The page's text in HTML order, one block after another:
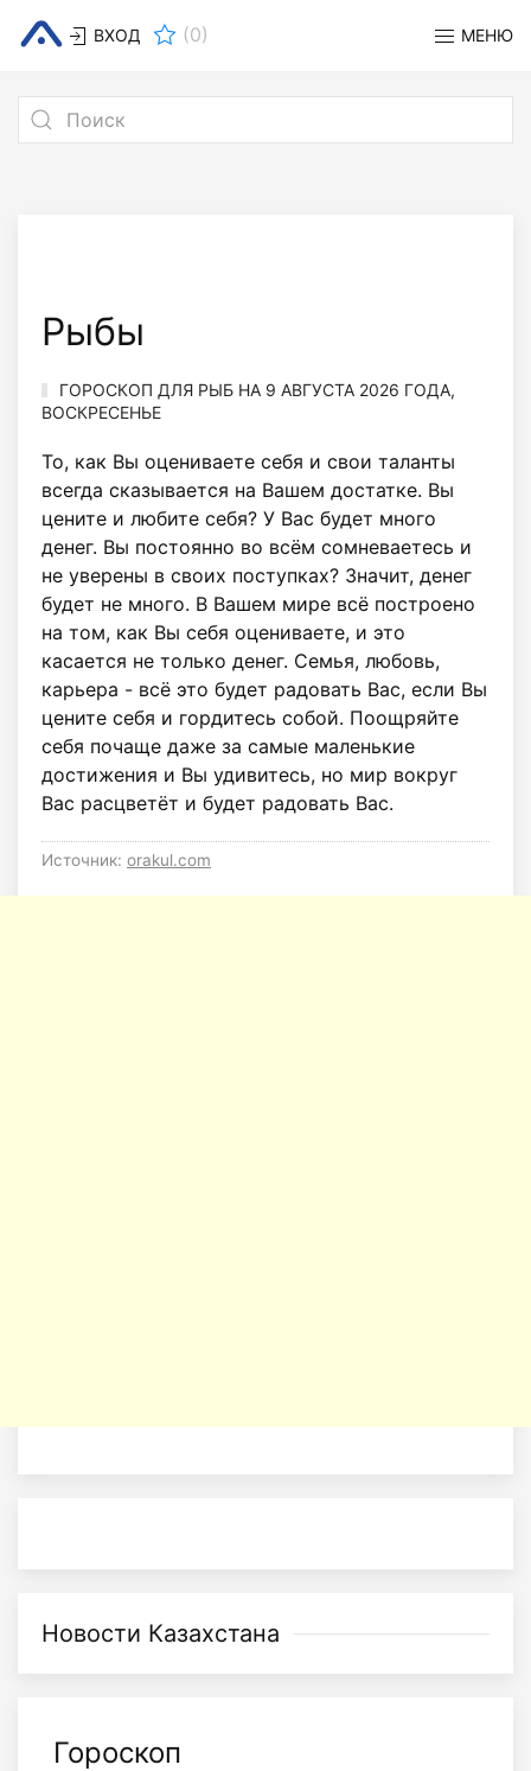
ВХОД (0) МЕНЮ
Рыбы
ГОРОСКОП ДЛЯ РЫБ НА 9 АВГУСТА 2026 ГОДА,
ВОСКРЕСЕНЬЕ
То, как Вы оцениваете себя и свои таланты
всегда сказывается на Вашем достатке. Вы
цените и любите себя? У Вас будет много
денег. Вы постоянно во всём сомневаетесь и
не уверены в своих поступках? Значит, денег
будет не много. В Вашем мире всё построено
на том, как Вы себя оцениваете, и это
касается не только денег. Семья, любовь,
карьера - всё это будет радовать Вас, если Вы
цените себя и гордитесь собой. Поощряйте
себя почаще даже за самые маленькие
достижения и Вы удивитесь, но мир вокруг
Вас расцветёт и будет радовать Вас.
Источник: orakul.com
Новости Казахстана
Гороскоп